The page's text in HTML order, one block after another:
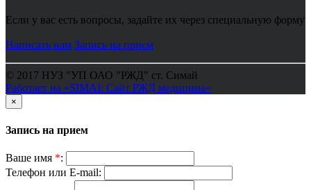
Если у вас есть вопросы, задайте их через специальную форму
Написать нам Запись на прием
© 2017 НУЗ "УП ОАО "РЖД" ст. Симай
Работает на «SIMAI: Сайт РЖД медицина»
×
Запись на прием
Ваше имя *:
Телефон или E-mail: